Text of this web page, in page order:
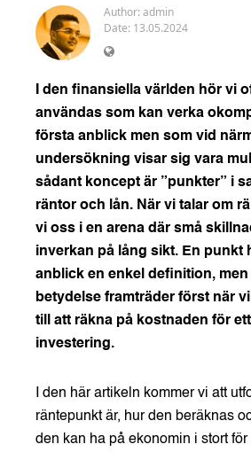
Author: admin
Date: 13.05.2024
I den finansiella världen hör vi
användas som kan verka
första anblick men som vid
undersökning visar sig vara
sådant koncept är ”punkter” i
räntor och lån. När vi talar om
vi oss i en arena där små
inverkan på lång sikt. En punkt
anblick en enkel definition,
betydelse framträder först när
till att räkna på kostnaden för
investering.
I den här artikeln kommer vi att
räntepunkt är, hur den beräknas
den kan ha på ekonomin i stort